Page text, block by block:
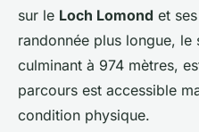
sur le Loch Lomond et
randonnée plus longue, le
culminant à 974 mètres,
parcours est accessible
condition physique.